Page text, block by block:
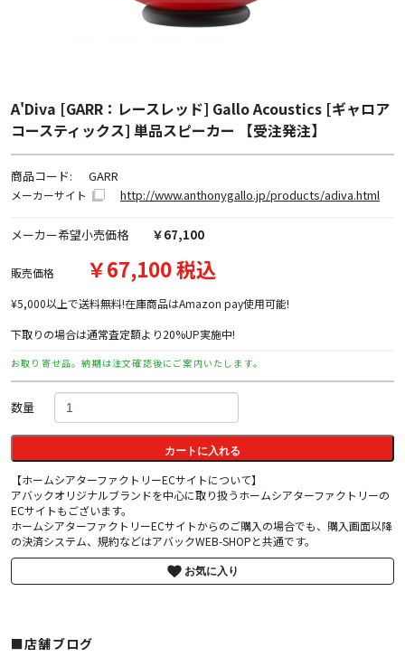
A'Diva [GARR：レースレッド] Gallo Acoustics [ギャロア
コースティックス] 単品スピーカー 【受注発注】
商品コード: GARR
メーカーサイト http://www.anthonygallo.jp/products/adiva.html
メーカー希望小売価格 ￥67,100
販売価格 ￥67,100 税込
¥5,000以上で送料無料!在庫商品はAmazon pay使用可能!
下取りの場合は通常査定額より20%UP実施中!
お取り寄せ品。納期は注文確認後にご案内いたします。
数量
カートに入れる
【ホームシアターファクトリーECサイトについて】
アバックオリジナルブランドを中心に取り扱うホームシアターファクトリーの
ECサイトもございます。
ホームシアターファクトリーECサイトからのご購入の場合でも、購入画面以降
の決済システム、規約などはアバックWEB-SHOPと共通です。
お気に入り
■店舗ブログ